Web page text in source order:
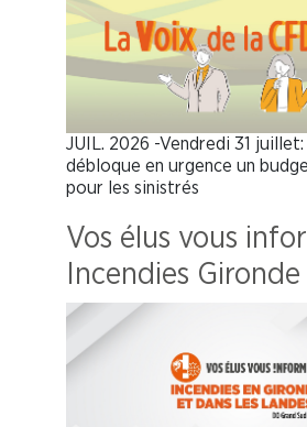
JUIL. 2026 -Vendredi 31 juillet:
débloque en urgence un
pour les sinistrés
Vos élus vous
Incendies